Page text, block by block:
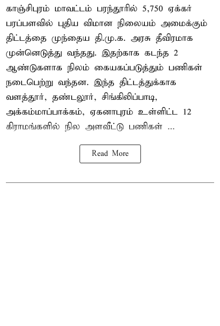
காஞ்சிபுரம் மாவட்டம் பரந்தூரில் 5,750 ஏக்கர்
பரப்பளவில் புதிய விமான நிலையம் அமைக்கும்
திட்டத்தை முந்தைய தி.மு.க. அரசு தீவிரமாக
முன்னெடுத்து வந்தது. இதற்காக கடந்த 2
ஆண்டுகளாக நிலம் கையகப்படுத்தும் பணிகள்
நடைபெற்று வந்தன. இந்த திட்டத்துக்காக
வளத்தூர், தண்டலூர், சிங்கிலிப்பாடி,
அக்கம்மாப்பாக்கம், ஏகனாபுரம் உள்ளிட்ட 12
கிராமங்களில் நில அளவீட்டு பணிகள் ...
Read More